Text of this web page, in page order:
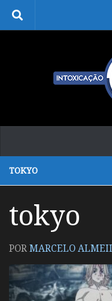
Skip to content
TOKYO
tokyo
PORMARCELO